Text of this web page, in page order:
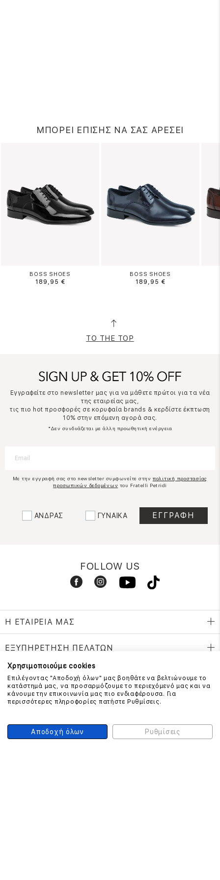
ΜΠΟΡΕΙ ΕΠΙΣΗΣ ΝΑ ΣΑΣ ΑΡΕΣΕΙ
BOSS SHOES
189,95 €
BOSS SHOES
189,95 €
TO THE TOP
Εγγραφείτε στο newsletter μας για να μάθετε πρώτοι για τα νέα
της εταιρείας μας,
τις πιο hot προσφορές σε κορυφαία brands & κερδίστε έκπτωση
10% στην επόμενη αγορά σας.
*Δεν συνδυάζεται με άλλη προωθητική ενέργεια
Με την εγγραφή σας στο newsletter συμφωνείτε στην πολιτική προστασίας
προσωπικών δεδομένων του Fratelli Petridi
ΑΝΔΡΑΣ ΓΥΝΑΙΚΑ
FOLLOW US
Η ΕΤΑΙΡΕΙΑ ΜΑΣ
ΕΞΥΠΗΡΕΤΗΣΗ ΠΕΛΑΤΩΝ
ΕΠΙΚΟΙΝΩΝΗΣΤΕ ΜΑΖΙ ΜΑΣ
210 999 4510
Χρησιμοποιούμε cookies
Επιλέγοντας "Αποδοχή όλων" μας βοηθάτε να βελτιώνουμε το
κατάστημά μας, να προσαρμόζουμε το περιεχόμενό μας και να
κάνουμε την επικοινωνία μας πιο ενδιαφέρουσα. Για
περισσότερες πληροφορίες πατήστε Ρυθμίσεις.
Αποδοχή όλων Ρυθμίσεις